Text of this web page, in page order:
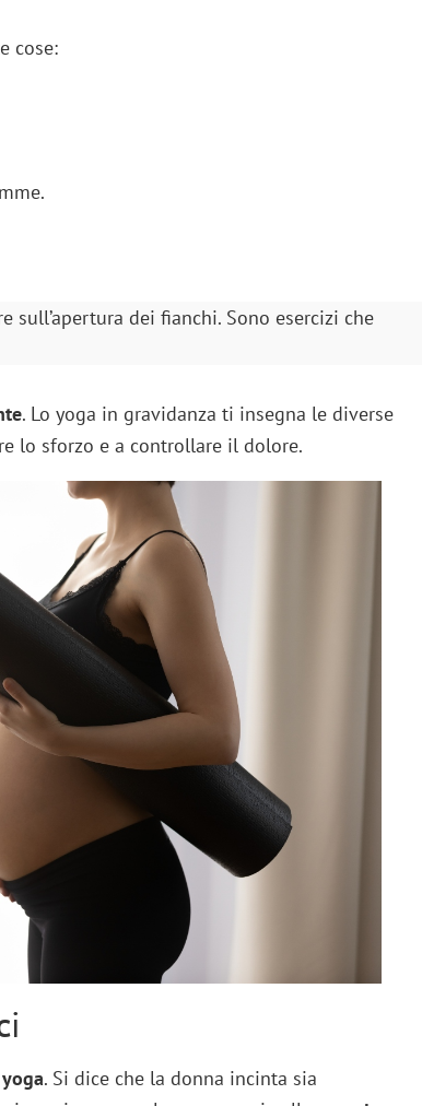
cose:
dei fianchi. Sono esercizi che
. Lo yoga in gravidanza ti insegna le diverse
lo sforzo e a controllare il dolore.
yoga. Si dice che la donna incinta sia